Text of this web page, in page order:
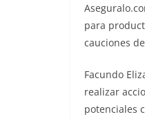
para
cauciones
Facundo
realizar
potenciales